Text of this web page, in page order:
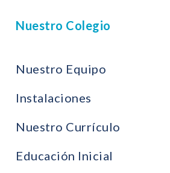
Nuestro Colegio
Nuestro Equipo
Instalaciones
Nuestro Currículo
Educación Inicial